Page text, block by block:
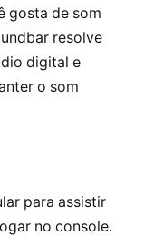
gosta de som
resolve
digital e
o som
para assistir
no console.